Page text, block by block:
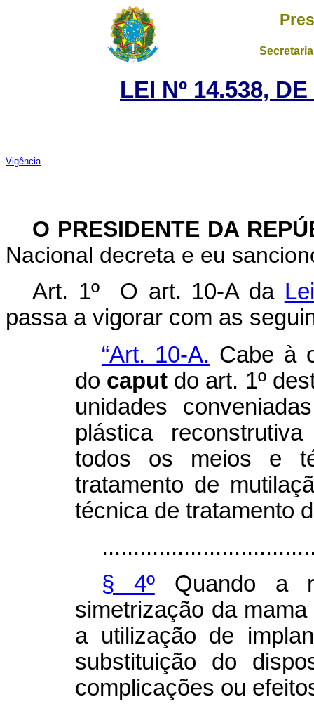
LEI Nº 14.538,
Vigência
O PRESIDENTE DA
Nacional decreta e eu
Art. 1º O art. 10-A da
passa a vigorar com as
“Art. 10-A. Cabe à
do caput do art. 1º
unidades
plástica
todos os meios e
tratamento de
técnica de tratamento
§ 4ºQuando a
simetrização da
a utilização de
substituição do
complicações ou